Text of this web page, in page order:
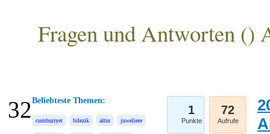
Fragen und Antworten ()
Beliebteste Themen:
cumhuriyet bilezik altin juweliere
1
Punkte
72
Aufrufe
32